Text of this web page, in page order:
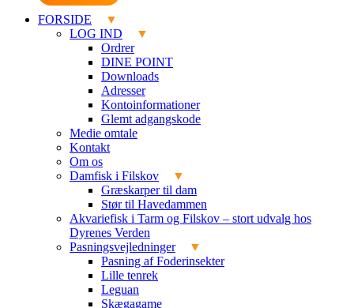
FORSIDE
LOG IND
Ordrer
DINE POINT
Downloads
Adresser
Kontoinformationer
Glemt adgangskode
Medie omtale
Kontakt
Om os
Damfisk i Filskov
Græskarper til dam
Stør til Havedammen
Akvariefisk i Tarm og Filskov – stort udvalg hos
Dyrenes Verden
Pasningsvejledninger
Pasning af Foderinsekter
Lille tenrek
Leguan
Skægagame